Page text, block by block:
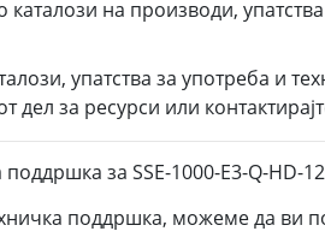
на производи,
упатства за употреба и
дел за ресурси или
за SSE-1000-E3-Q-HD-
поддршка, можеме да ви